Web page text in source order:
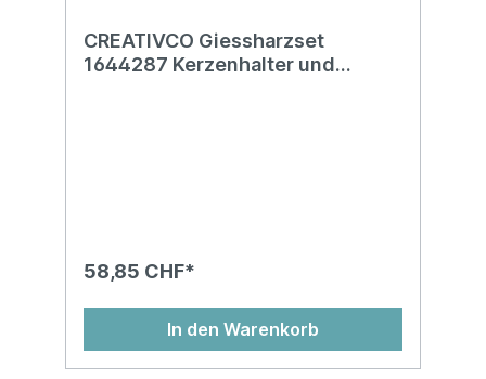
CREATIVCO Giessharzset
1644287 Kerzenhalter und
58,85 CHF*
In den Warenkorb